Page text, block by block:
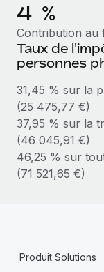
En savoir plus
Comment
répartis
Phiture, un
croissance
En savoir plus
4 %
Contribution au
Taux de
personnes
31,45 % sur la
(25 475,77 €)
37,95 % sur la
(46 045,91 €)
46,25 % sur
(71 521,65 €)
Produit Solutions